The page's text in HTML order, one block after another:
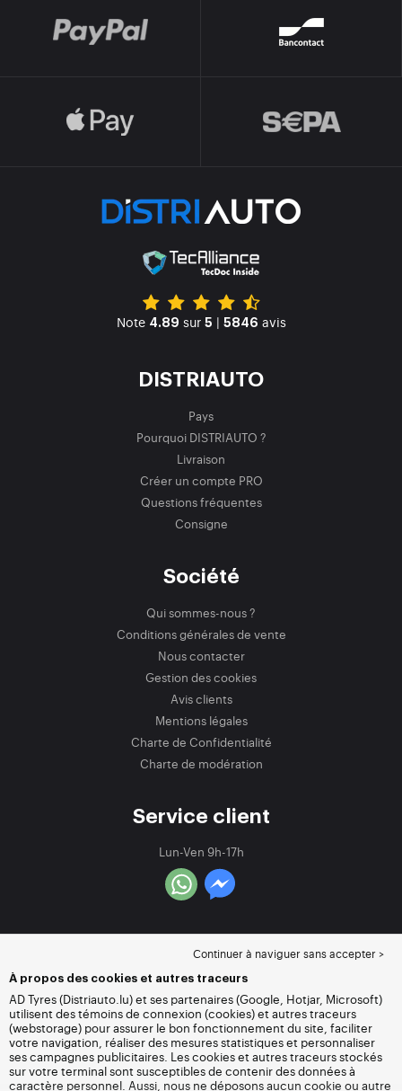
Note 4.89 sur 5 | 5846 avis
DISTRIAUTO
Pays
Pourquoi DISTRIAUTO ?
Livraison
Créer un compte PRO
Questions fréquentes
Consigne
Société
Qui sommes-nous ?
Conditions générales de vente
Nous contacter
Gestion des cookies
Avis clients
Mentions légales
Charte de Confidentialité
Charte de modération
Service client
Lun-Ven 9h-17h
Continuer à naviguer sans accepter >
À propos des cookies et autres traceurs
AD Tyres (Distriauto.lu) et ses partenaires (Google, Hotjar, Microsoft)
utilisent des témoins de connexion (cookies) et autres traceurs
(webstorage) pour assurer le bon fonctionnement du site, faciliter
votre navigation, réaliser des mesures statistiques et personnaliser
ses campagnes publicitaires. Les cookies et autres traceurs stockés
sur votre terminal sont susceptibles de contenir des données à
caractère personnel. Aussi, nous ne déposons aucun cookie ou autre